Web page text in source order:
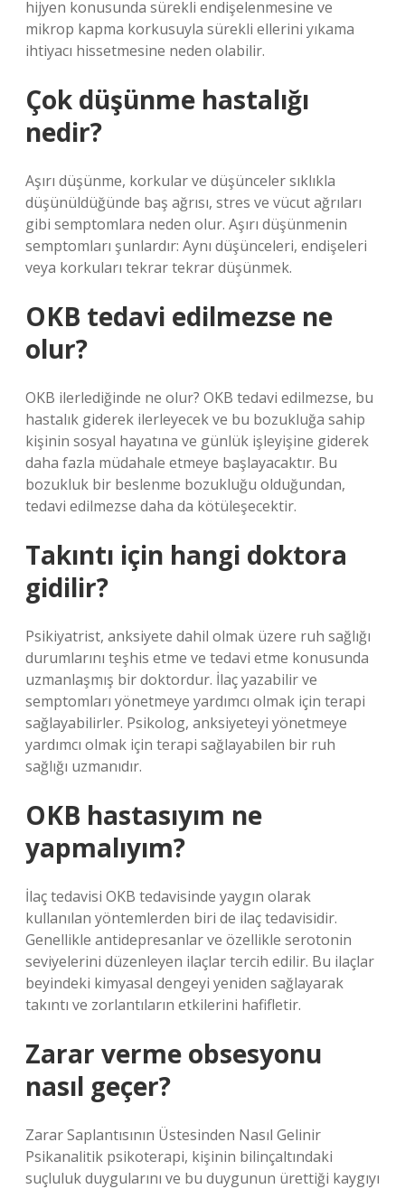
hijyen konusunda sürekli endişelenmesine ve
mikrop kapma korkusuyla sürekli ellerini yıkama
ihtiyacı hissetmesine neden olabilir.
Çok düşünme hastalığı
nedir?
Aşırı düşünme, korkular ve düşünceler sıklıkla
düşünüldüğünde baş ağrısı, stres ve vücut ağrıları
gibi semptomlara neden olur. Aşırı düşünmenin
semptomları şunlardır: Aynı düşünceleri, endişeleri
veya korkuları tekrar tekrar düşünmek.
OKB tedavi edilmezse ne
olur?
OKB ilerlediğinde ne olur? OKB tedavi edilmezse, bu
hastalık giderek ilerleyecek ve bu bozukluğa sahip
kişinin sosyal hayatına ve günlük işleyişine giderek
daha fazla müdahale etmeye başlayacaktır. Bu
bozukluk bir beslenme bozukluğu olduğundan,
tedavi edilmezse daha da kötüleşecektir.
Takıntı için hangi doktora
gidilir?
Psikiyatrist, anksiyete dahil olmak üzere ruh sağlığı
durumlarını teşhis etme ve tedavi etme konusunda
uzmanlaşmış bir doktordur. İlaç yazabilir ve
semptomları yönetmeye yardımcı olmak için terapi
sağlayabilirler. Psikolog, anksiyeteyi yönetmeye
yardımcı olmak için terapi sağlayabilen bir ruh
sağlığı uzmanıdır.
OKB hastasıyım ne
yapmalıyım?
İlaç tedavisi OKB tedavisinde yaygın olarak
kullanılan yöntemlerden biri de ilaç tedavisidir.
Genellikle antidepresanlar ve özellikle serotonin
seviyelerini düzenleyen ilaçlar tercih edilir. Bu ilaçlar
beyindeki kimyasal dengeyi yeniden sağlayarak
takıntı ve zorlantıların etkilerini hafifletir.
Zarar verme obsesyonu
nasıl geçer?
Zarar Saplantısının Üstesinden Nasıl Gelinir
Psikanalitik psikoterapi, kişinin bilinçaltındaki
suçluluk duygularını ve bu duygunun ürettiği kaygıyı